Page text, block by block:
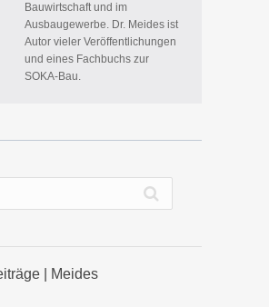
Bauwirtschaft und im
Ausbaugewerbe. Dr. Meides ist
Autor vieler Veröffentlichungen
und eines Fachbuchs zur
SOKA-Bau.
| Meides